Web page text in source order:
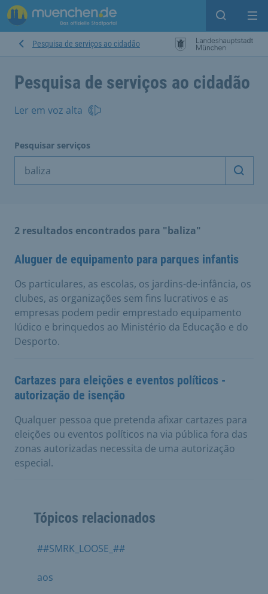
Open
Pesquisa de serviços ao cidadão
Pesquisa de serviços ao cidadão
Ler em voz alta
Pesquisar serviços
2 resultados encontrados para "baliza"
Aluguer de equipamento para parques infantis
Os particulares, as escolas, os jardins-de-infância, os
clubes, as organizações sem fins lucrativos e as
empresas podem pedir emprestado equipamento
lúdico e brinquedos ao Ministério da Educação e do
Desporto.
Cartazes para eleições e eventos políticos -
autorização de isenção
Qualquer pessoa que pretenda afixar cartazes para
eleições ou eventos políticos na via pública fora das
zonas autorizadas necessita de uma autorização
especial.
Tópicos relacionados
##SMRK_LOOSE_##
aos